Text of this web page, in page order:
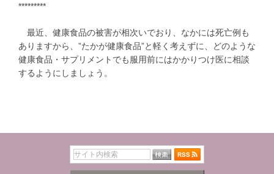
*********
最近、健康食品の被害が相次いでおり、なかには死亡例も
ありますから、”たかが健康食品”と軽く考えずに、どのような
健康食品・サプリメントでも服用前にはかかりつけ医に相談
するようにしましょう。